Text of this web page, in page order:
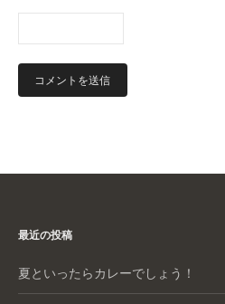
最近の投稿
夏といったらカレーでしょう！